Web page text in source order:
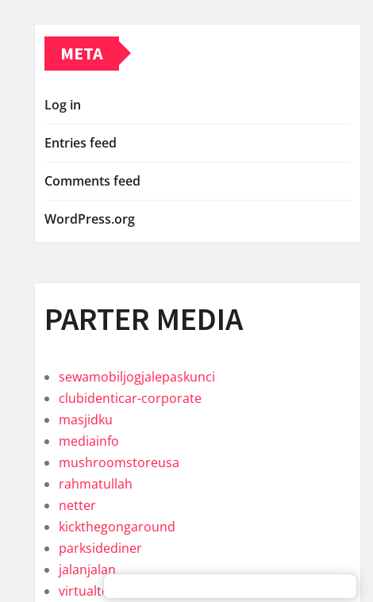
META
Log in
Entries feed
Comments feed
WordPress.org
PARTER MEDIA
sewamobiljogjalepaskunci
clubidenticar-corporate
masjidku
mediainfo
mushroomstoreusa
rahmatullah
netter
kickthegongaround
parksidediner
jalanjalan
virtualteam